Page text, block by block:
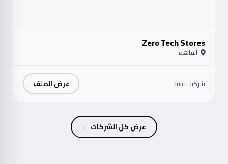
Zero Tech Stores
القاهرة
شركة تقنية عرض الملف
عرض كل الشركات ←